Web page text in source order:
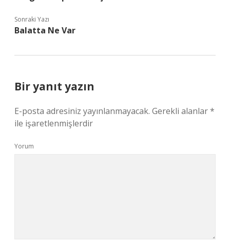
Sonraki Yazı
Balatta Ne Var
Bir yanıt yazın
E-posta adresiniz yayınlanmayacak. Gerekli alanlar*
ile işaretlenmişlerdir
Yorum